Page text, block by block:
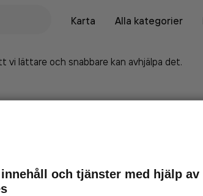
Karta
Alla kategorier
lättare och snabbare kan avhjälpa det.
och tjänster med hjälp av